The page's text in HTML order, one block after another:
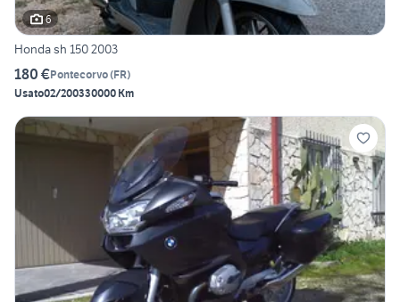
6
Honda sh 150 2003
180 €Pontecorvo(FR)
Usato02/200330000 Km